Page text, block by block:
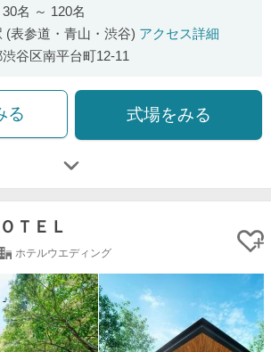
名 ～ 120名
(表参道・青山・渋谷) アクセス詳細
谷区南平台町12-11
る 式場をみる
ＴＥＬ
ホテルウエディング